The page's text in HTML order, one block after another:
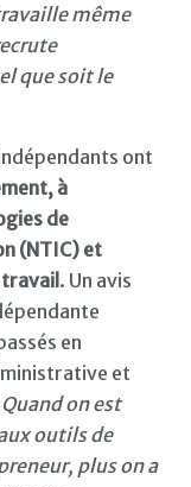
même
que soit le
ont
à
de
(NTIC) et
travail. Un avis
en
et
Quand on est
outils de
plus on a